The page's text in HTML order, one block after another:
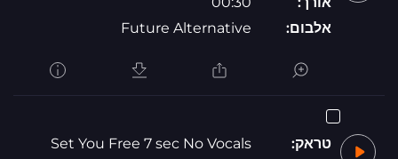
אלבום:
Future Alternative
טראק:
Set You Free 7 sec No Vocals